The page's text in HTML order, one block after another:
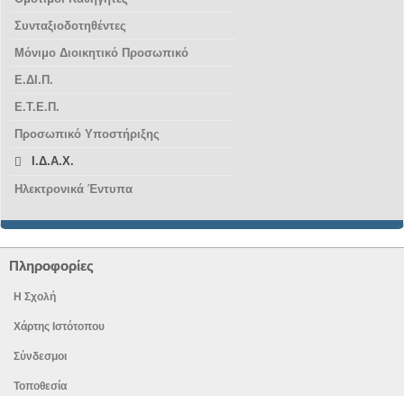
Συνταξιοδοτηθέντες
Μόνιμο Διοικητικό Προσωπικό
Ε.ΔΙ.Π.
Ε.Τ.Ε.Π.
Προσωπικό Υποστήριξης
Ι.Δ.Α.Χ.
Ηλεκτρονικά Έντυπα
Πληροφορίες
Η Σχολή
Χάρτης Ιστότοπου
Σύνδεσμοι
Τοποθεσία